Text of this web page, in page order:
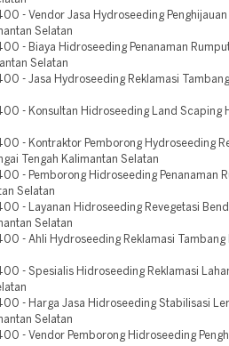
- Vendor Jasa Hydroseeding
Selatan
- Biaya Hidroseeding Penanaman
Selatan
- Jasa Hydroseeding Reklamasi
- Konsultan Hidroseeding Land Scaping
- Kontraktor Pemborong Hydroseeding
Tengah Kalimantan Selatan
- Pemborong Hidroseeding Penanaman
Selatan
- Layanan Hidroseeding Revegetasi
Selatan
- Ahli Hydroseeding Reklamasi Tambang
- Spesialis Hidroseeding Reklamasi
- Harga Jasa Hidroseeding Stabilisasi
Selatan
- Vendor Pemborong Hidroseeding